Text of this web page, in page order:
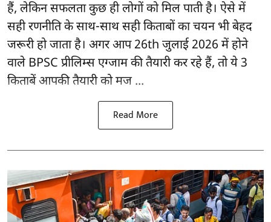
हैं, लेकिन सफलता कुछ ही लोगों को मिल पाती है। ऐसे में
सही रणनीति के साथ-साथ सही किताबों का चयन भी बेहद
जरूरी हो जाता है। अगर आप 26th जुलाई 2026 में होने
वाले BPSC प्रीलिम्स एग्जाम की तैयारी कर रहे हैं, तो ये 3
किताबें आपकी तैयारी को मज ...
Read More